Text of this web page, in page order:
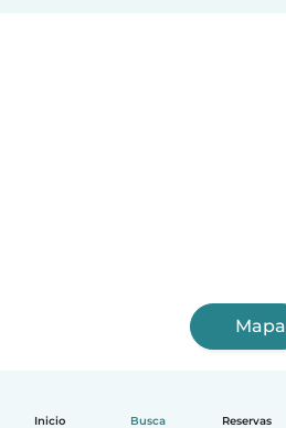
Inicio Busca Reservas
Mapa